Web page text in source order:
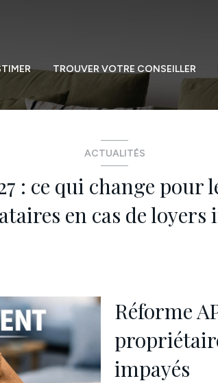
TROUVER VOTRE CONSEILLER
ACTUALITÉS
: ce qui change pour
en cas de loyers
Réforme
impayés